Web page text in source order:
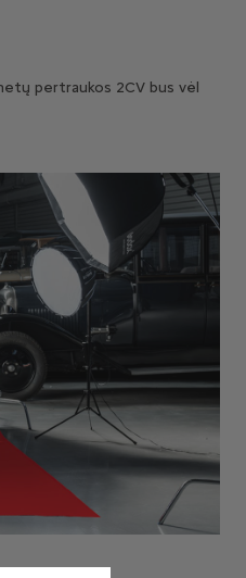
pertraukos 2CV bus vėl